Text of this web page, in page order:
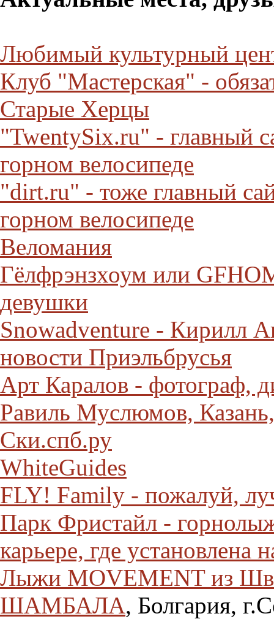
Любимый культурный
Клуб "Мастерская" -
Старые Херцы
"TwentySix.ru" - главный
горном велосипеде
"dirt.ru" - тоже главный
горном велосипеде
Веломания
Гёлфрэнзхоум или
девушки
Snowadventure - Кирилл
новости Приэльбрусья
Арт Каралов - фотограф,
Равиль Муслюмов,
Ски.спб.ру
WhiteGuides
FLY! Family - пожалуй,
Парк Фристайл -
карьере, где
Лыжи MOVEMENT из
ШАМБАЛА, Болгария,